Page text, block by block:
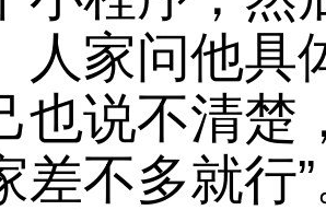
人家问他具
也说不清楚
差不多就行